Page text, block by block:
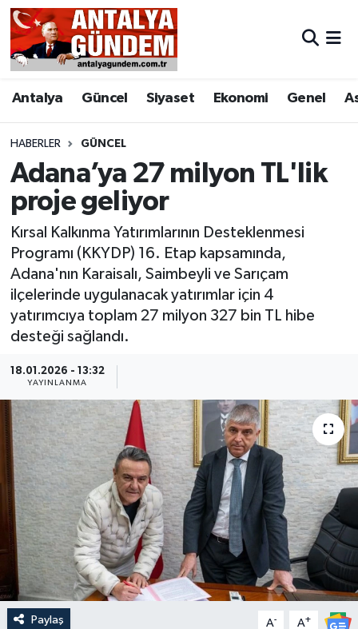
Antalya Güncel Siyaset Ekonomi Genel
HABERLER GÜNCEL
Adana’ya 27 milyon TL'lik
proje geliyor
Kırsal Kalkınma Yatırımlarının Desteklenmesi
Programı (KKYDP) 16. Etap kapsamında,
Adana'nın Karaisalı, Saimbeyli ve Sarıçam
ilçelerinde uygulanacak yatırımlar için 4
yatırımcıya toplam 27 milyon 327 bin TL hibe
desteği sağlandı.
18.01.2026 - 13:32
YAYINLANMA
Paylaş A- A+
Antalya
Asayiş
Bilim & Teknoloji
Bölge
EĞİTİM
Ekonomi
Görüntülü Haber
Güncel
Kültür & Sanat
Magazin
Resmi İlan
Sağlık & Yaşam
Siyaset
Antalya Nöbetçi Eczaneler
Antalya Hava Durumu
Antalya Namaz Vakitleri
Antalya Trafik Yoğunluk Haritası
Süper Lig Puan Durumu ve Fikstür
Tüm Manşetler
Son Dakika Haberleri
Haber Arşivi